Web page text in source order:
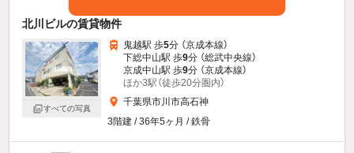
北川ビルの賃貸物件
すべての写真
鬼越駅 歩5分 （京成本線）
下総中山駅 歩9分 （総武中央線）
京成中山駅 歩9分 （京成本線）
ほか3駅（徒歩20分圏内）
千葉県市川市高石神
3階建 / 36年5ヶ月 / 鉄骨